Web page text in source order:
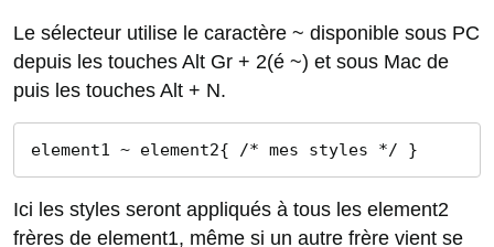
Le sélecteur utilise le caractère ~ disponible sous PC
depuis les touches Alt Gr + 2(é ~) et sous Mac de
puis les touches Alt + N.
element1 ~ element2{ /* mes styles */ }
Ici les styles seront appliqués à tous les element2
frères de element1, même si un autre frère vient se